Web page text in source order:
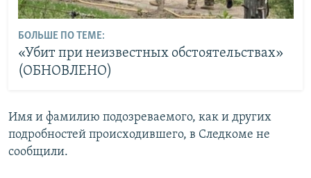
БОЛЬШЕ ПО ТЕМЕ:
«Убит при неизвестных обстоятельствах»
(ОБНОВЛЕНО)
Имя и фамилию подозреваемого, как и других
подробностей происходившего, в Следкоме не
сообщили.